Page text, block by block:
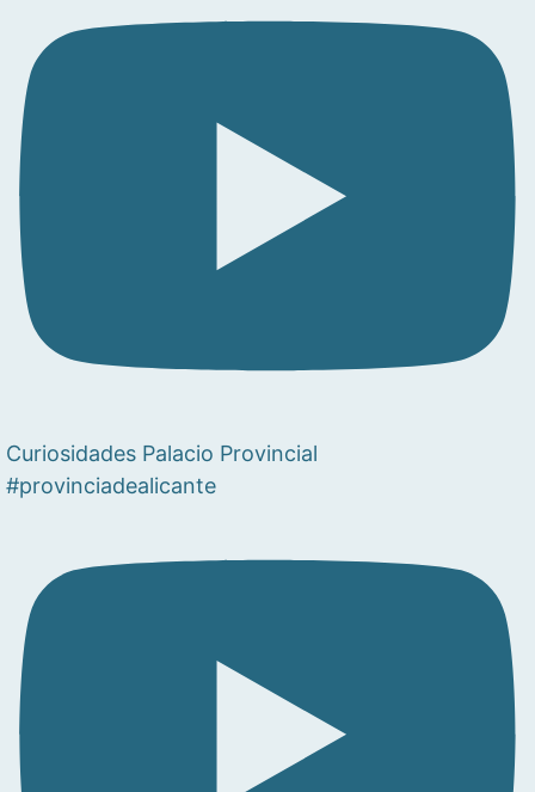
Curiosidades Palacio Provincial
#provinciadealicante